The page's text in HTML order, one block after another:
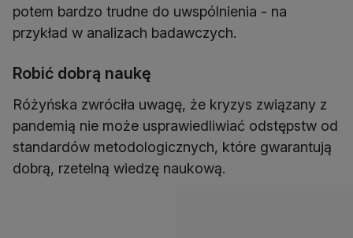
potem bardzo trudne do uwspólnienia - na
przykład w analizach badawczych.
Robić dobrą naukę
Różyńska zwróciła uwagę, że kryzys związany z
pandemią nie może usprawiedliwiać odstępstw od
standardów metodologicznych, które gwarantują
dobrą, rzetelną wiedzę naukową.